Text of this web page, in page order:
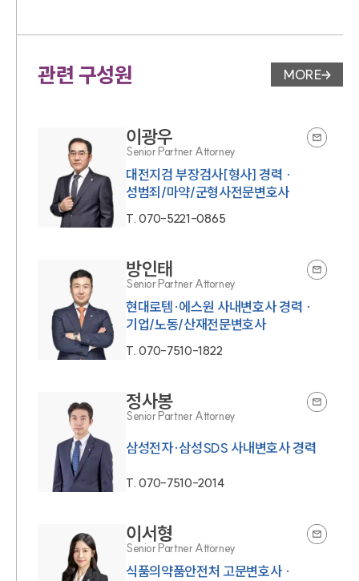
관련 구성원 변호사 페
MORE
이광우
Senior Partner Attorney
대전지검 부장검사[형사] 경력 ·
성범죄/마약/군형사전문변호사
T.070-5221-0865
방인태
Senior Partner Attorney
현대로템·에스원 사내변호사 경력 ·
기업/노동/산재전문변호사
T.070-7510-1822
정사봉
Senior Partner Attorney
삼성전자·삼성SDS 사내변호사 경력
T.070-7510-2014
이서형
Senior Partner Attorney
식품의약품안전처 고문변호사 ·